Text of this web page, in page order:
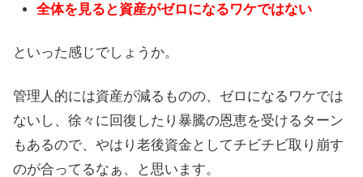
全体を見ると資産がゼロになるワケではない
といった感じでしょうか。
管理人的には資産が減るものの、ゼロになるワケでは
ないし、徐々に回復したり暴騰の恩恵を受けるターン
もあるので、やはり老後資金としてチビチビ取り崩す
のが合ってるなぁ、と思います。